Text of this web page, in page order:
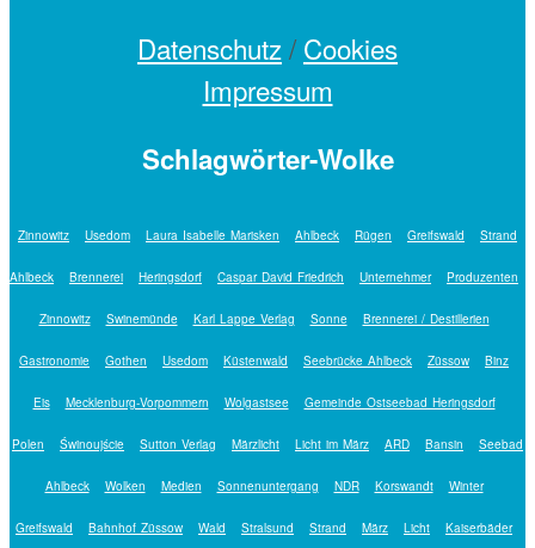
Datenschutz/ Cookies
Impressum
Schlagwörter-Wolke
Zinnowitz Usedom Laura Isabelle Marisken Ahlbeck Rügen Greifswald Strand
Ahlbeck Brennerei Heringsdorf Caspar David Friedrich Unternehmer Produzenten
Zinnowitz Swinemünde Karl Lappe Verlag Sonne Brennerei / Destillerien
Gastronomie Gothen Usedom Küstenwald Seebrücke Ahlbeck Züssow Binz
Eis Mecklenburg-Vorpommern Wolgastsee Gemeinde Ostseebad Heringsdorf
Polen Świnoujście Sutton Verlag Märzlicht Licht im März ARD Bansin Seebad
Ahlbeck Wolken Medien Sonnenuntergang NDR Korswandt Winter
Greifswald Bahnhof Züssow Wald Stralsund Strand März Licht Kaiserbäder